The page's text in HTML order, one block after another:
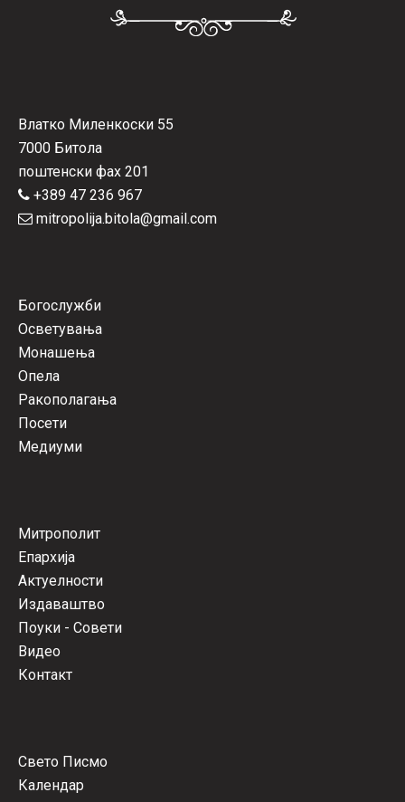
Влатко Миленкоски 55
7000 Битола
поштенски фах 201
+389 47 236 967
mitropolija.bitola@gmail.com
Богослужби
Осветувања
Монашења
Опела
Ракополагања
Посети
Медиуми
Митрополит
Епархија
Актуелности
Издаваштво
Поуки - Совети
Видео
Контакт
Свето Писмо
Календар